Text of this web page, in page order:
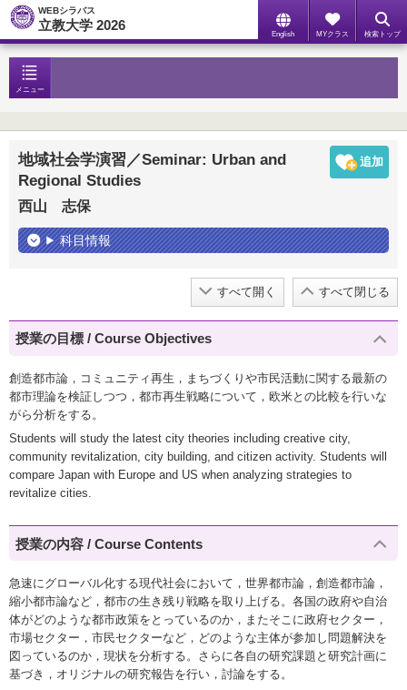
WEBシラバス
立教大学 2026
English MYクラス 検索トップ
メニュー
地域社会学演習／Seminar: Urban and
Regional Studies
西山 志保
科目情報
すべて開く すべて閉じる
授業の目標 / Course Objectives
創造都市論，コミュニティ再生，まちづくりや市民活動に関する最新の
都市理論を検証しつつ，都市再生戦略について，欧米との比較を行いな
がら分析をする。
Students will study the latest city theories including creative city,
community revitalization, city building, and citizen activity. Students will
compare Japan with Europe and US when analyzing strategies to
revitalize cities.
授業の内容 / Course Contents
急速にグローバル化する現代社会において，世界都市論，創造都市論，
縮小都市論など，都市の生き残り戦略を取り上げる。各国の政府や自治
体がどのような都市政策をとっているのか，またそこに政府セクター，
市場セクター，市民セクターなど，どのような主体が参加し問題解決を
図っているのか，現状を分析する。さらに各自の研究課題と研究計画に
基づき，オリジナルの研究報告を行い，討論をする。